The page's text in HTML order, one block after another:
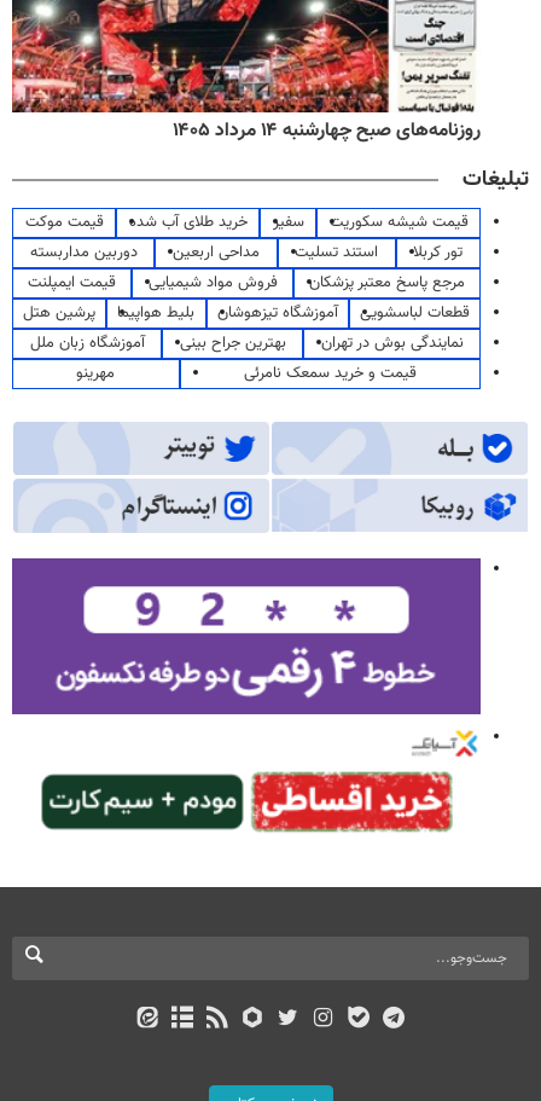
روزنامه‌های صبح چهارشنبه ۱۴ مرداد ۱۴۰۵
تبلیغات
قیمت شیشه سکوریت سفیر خرید طلای آب شده
قیمت موکت
تور کربلا
استند تسلیت مداحی اربعین
دوربین مداربسته
مرجع پاسخ معتبر پزشکان
فروش مواد شیمیایی
قیمت ایمپلنت
قطعات لباسشویی
آموزشگاه تیزهوشان بلیط هواپیما
پرشین هتل
نمایندگی بوش در تهران
بهترین جراح بینی
آموزشگاه زبان ملل
قیمت و خرید سمعک نامرئی
مهرینو